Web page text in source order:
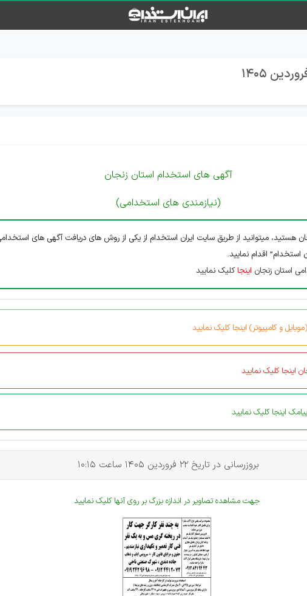
آگهی های استخدام استان زنجان
(نیازمندی های استخدامی)
هستید، میتوانید از طریق سایت ایران استخدام از یکی از روش های دریافت آگهی های
استخدام” اقدام نمایید.
استان زنجان اینجاکلیک نمایید
و کامپیوتر) اینجا کلیک نمایید
اینجا کلیک نمایید
اینجا کلیک نمایید
بروزرسانی در تاریخ 22 فروردین 1405 ساعت 10:15
جهت مشاهده تصاویر در اندازه بزرگ بر روی آنها کلیک نمایید